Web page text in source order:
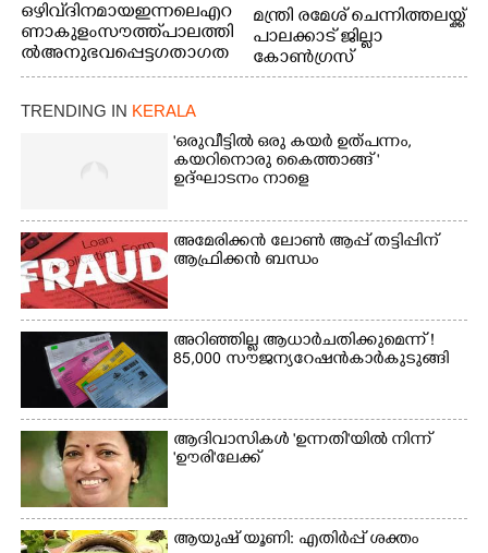
ഒഴിവ് ദിനമായ ഇന്നലെ എറ
ണാകുളം സൗത്ത് പാലത്തി
ൽ അനുഭവപ്പെട്ട ഗതാഗത
ക്കുരുക്ക്
മന്ത്രി രമേശ് ചെന്നിത്തലയ്ക്ക്
പാലക്കാട് ജില്ലാ
കോൺഗ്രസ്
TRENDING IN KERALA
'ഒരുവീട്ടിൽ ഒരു കയർ ഉത്പന്നം,
കയറിനൊരു കൈത്താങ്ങ് '
ഉദ്ഘാടനം നാളെ
അമേരിക്കൻ ലോൺ ആപ്പ് തട്ടിപ്പിന്
ആഫ്രിക്കൻ ബന്ധം
അറിഞ്ഞില്ല ആധാർ ചതിക്കുമെന്ന് !
85,000 സൗജന്യ റേഷൻകാർ കുടുങ്ങി
ആദിവാസികൾ 'ഉന്നതി'യിൽ നിന്ന്
'ഊരി'ലേക്ക്
ആയുഷ് യൂണി: എതിർപ്പ് ശക്തം